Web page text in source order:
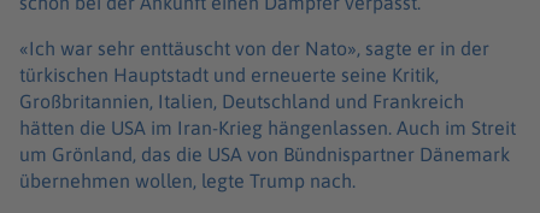
«Ich war sehr enttäuscht von der Nato», sagte er in der
türkischen Hauptstadt und erneuerte seine Kritik,
Großbritannien, Italien, Deutschland und Frankreich
hätten die USA im Iran-Krieg hängenlassen. Auch im Streit
um Grönland, das die USA von Bündnispartner Dänemark
übernehmen wollen, legte Trump nach.